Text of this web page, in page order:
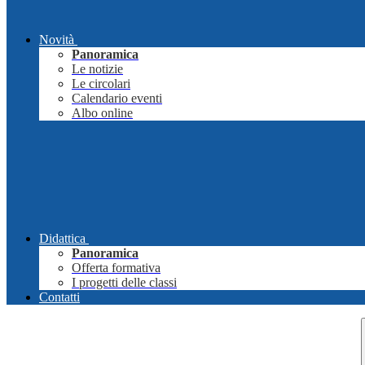
Novità
Panoramica
Le notizie
Le circolari
Calendario eventi
Albo online
Didattica
Panoramica
Offerta formativa
I progetti delle classi
Contatti